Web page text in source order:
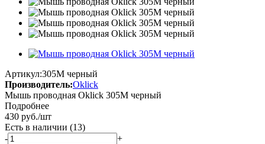
Артикул:305M черный
Производитель:Oklick
Мышь проводная Oklick 305M черный
Подробнее
430 руб./шт
Есть в наличии (13)
-
+